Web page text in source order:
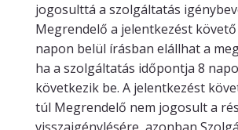
jogosulttá a szolgáltatás
Megrendelő a jelentkezést
napon belül írásban elállhat a
ha a szolgáltatás időpontja 8
következik be. A jelentkezést
túl Megrendelő nem jogosult a